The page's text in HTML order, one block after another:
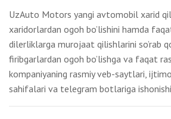
UzAuto Motors yangi avtomobil xarid
xaridorlardan ogoh bo’lishini hamda
dilerliklarga murojaat qilishlarini so’rab
firibgarlardan ogoh bo’lishga va faqat
kompaniyaning rasmiy veb-saytlari,
sahifalari va telegram botlariga